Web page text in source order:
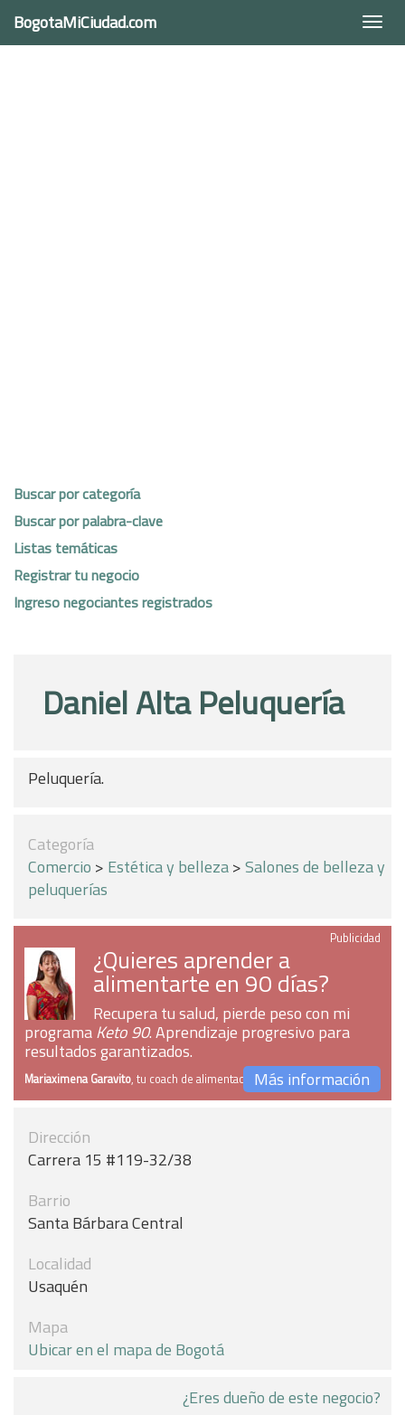
BogotaMiCiudad.com
Buscar por categoría
Buscar por palabra-clave
Listas temáticas
Registrar tu negocio
Ingreso negociantes registrados
Daniel Alta Peluquería
Peluquería.
Categoría
Comercio > Estética y belleza>Salones de belleza y
peluquerías
Publicidad
¿Quieres aprender a
alimentarte en 90 días?
Recupera tu salud, pierde peso con mi
programaKeto 90. Aprendizaje progresivo para
resultados garantizados.
Mariaximena Garavito, tu coach de alimentaciónMás información
Dirección
Carrera 15 #119-32/38
Barrio
Santa Bárbara Central
Localidad
Usaquén
Mapa
Ubicar en el mapa de Bogotá
¿Eres dueño de este negocio?